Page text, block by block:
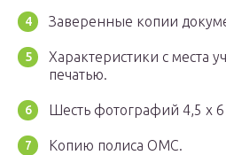
Заверенные копии
Характеристики с места
печатью.
Шесть фотографий 4,5 x 6
Копию полиса ОМС.